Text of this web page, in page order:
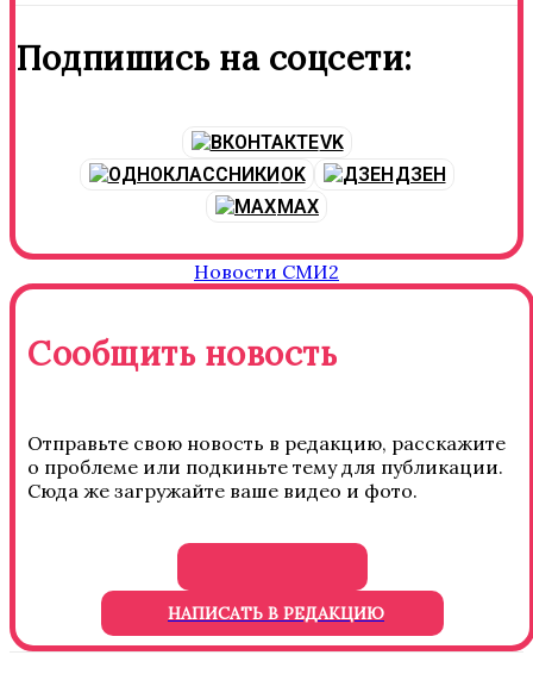
Подпишись на соцсети:
VK
OK
ДЗЕН
MAX
Новости СМИ2
Сообщить новость
Отправьте свою новость в редакцию, расскажите
о проблеме или подкиньте тему для публикации.
Сюда же загружайте ваше видео и фото.
НАПИСАТЬ В РЕДАКЦИЮ